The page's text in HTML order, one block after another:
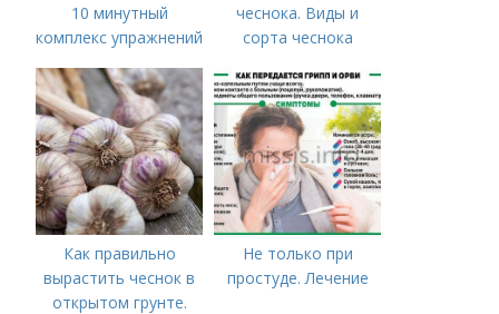
10 минутный
комплекс упражнений
времени на спорт
чеснока. Виды и
сорта чеснока
Как правильно
вырастить чеснок в
открытом грунте.
Не только при
простуде. Лечение